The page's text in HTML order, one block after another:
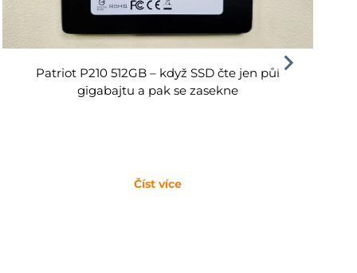
Patriot P210 512GB – když SSD čte jen půl
gigabajtu a pak se zasekne
Číst více